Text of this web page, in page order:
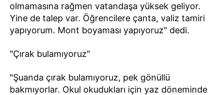
olmamasına rağmen vatandaşa yüksek geliyor.
Yine de talep var. Öğrencilere çanta, valiz tamiri
yapıyorum. Mont boyaması yapıyoruz" dedi.
"Çırak bulamıyoruz"
"Şuanda çırak bulamıyoruz, pek gönüllü
bakmıyorlar. Okul okudukları için yaz döneminde